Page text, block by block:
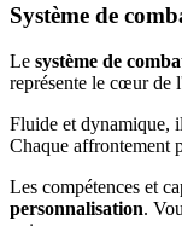
Système de
Le système de
représente le cœur de
Fluide et dynamique,
Chaque affrontement
Les compétences et
personnalisation.